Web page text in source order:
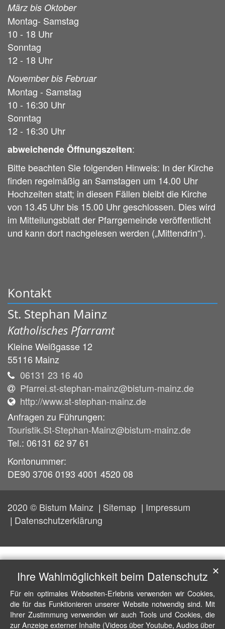
März bis Oktober
Montag- Samstag
10 - 18 Uhr
Sonntag
12 - 18 Uhr
November bis Februar
Montag - Samstag
10 - 16:30 Uhr
Sonntag
12 - 16:30 Uhr
abweichende Öffnungszeiten:
Bitte beachten Sie folgenden Hinweis: In der Kirche
finden regelmäßig an Samstagen um 14.00 Uhr
Hochzeiten statt; in diesen Fällen bleibt die Kirche
von 13.45 Uhr bis 15.00 Uhr geschlossen. Dies wird
im Mitteilungsblatt der Pfarrgemeinde veröffentlicht
und kann dort nachgelesen werden („Mittendrin“).
Kontakt
St. Stephan Mainz
Katholisches Pfarramt
Kleine Weißgasse 12
55116 Mainz
06131 23 16 40
Pfarrei.st-stephan-mainz@bistum-mainz.de
http://www.st-stephan-mainz.de
Anfragen zu Führungen:
Touristik.St-Stephan-Mainz@bistum-mainz.de
Tel.: 06131 62 97 61
Kontonummer:
DE90 3706 0193 4001 4520 08
2020 © Bistum Mainz Sitemap
Impressum
Datenschutzerklärung
Ihre Wahlmöglichkeit beim Datenschutz
Für ein optimales Webseiten-Erlebnis verwenden wir Cookies,
die für das Funktionieren unserer Website notwendig sind. Mit
Ihrer Zustimmung verwenden wir auch Tools und Cookies, die
zur Anzeige externer Inhalte (Videos über Youtube, Audios über
✕